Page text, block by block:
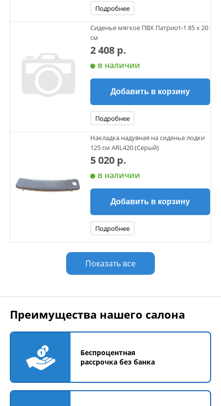
Подробнее
Сиденье мягкое ПВХ Патриот-1 85 x 20
см
2 408 р.
в наличии
Добавить в корзину
Подробнее
Накладка надувная на сиденье лодки
125 см ARL420 (Серый)
5 020 р.
в наличии
Добавить в корзину
Подробнее
Показать все
Преимущества нашего салона
Беспроцентная
рассрочка без банка